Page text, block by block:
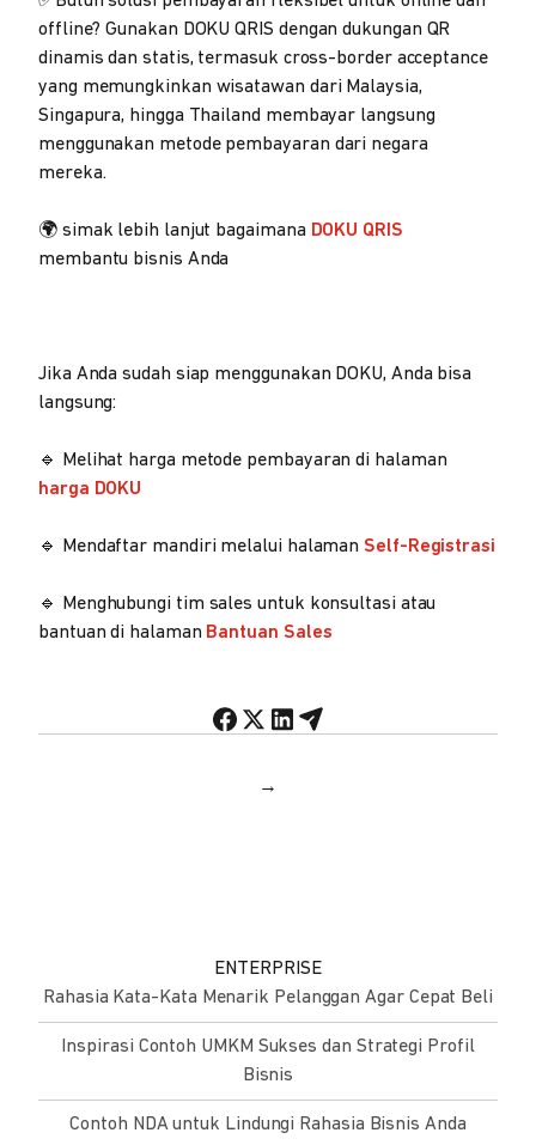
offline? Gunakan DOKU QRIS dengan dukungan QR
dinamis dan statis, termasuk cross-border acceptance
yang memungkinkan wisatawan dari Malaysia,
Singapura, hingga Thailand membayar langsung
menggunakan metode pembayaran dari negara
mereka.
🌍 simak lebih lanjut bagaimana DOKU QRIS
membantu bisnis Anda
Jika Anda sudah siap menggunakan DOKU, Anda bisa
langsung:
🔹 Melihat harga metode pembayaran di halaman
harga DOKU
🔹 Mendaftar mandiri melalui halaman Self-Registrasi
🔹 Menghubungi tim sales untuk konsultasi atau
bantuan di halaman Bantuan Sales
→
ENTERPRISE
Rahasia Kata-Kata Menarik Pelanggan Agar Cepat Beli
Inspirasi Contoh UMKM Sukses dan Strategi Profil
Bisnis
Contoh NDA untuk Lindungi Rahasia Bisnis Anda